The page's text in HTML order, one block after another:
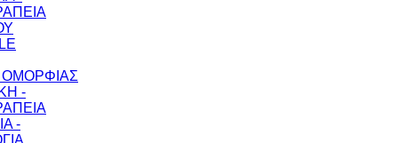
ΟΜΟΡΦΙΑΣ
-
-